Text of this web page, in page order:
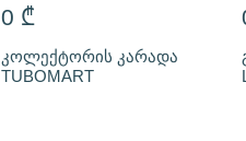
0 ₾
კოლექტორის კარადა
TUBOMART